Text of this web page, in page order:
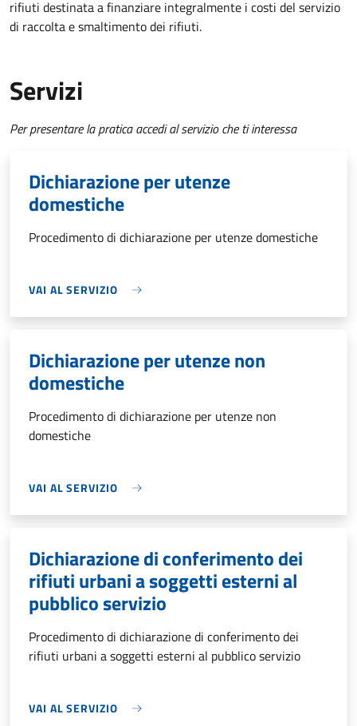
rifiuti destinata a finanziare integralmente i costi del servizio
di raccolta e smaltimento dei rifiuti.
Servizi
Per presentare la pratica accedi al servizio che ti interessa
Dichiarazione per utenze
domestiche
Procedimento di dichiarazione per utenze domestiche
VAI AL SERVIZIO
Dichiarazione per utenze non
domestiche
Procedimento di dichiarazione per utenze non
domestiche
VAI AL SERVIZIO
Dichiarazione di conferimento dei
rifiuti urbani a soggetti esterni al
pubblico servizio
Procedimento di dichiarazione di conferimento dei
rifiuti urbani a soggetti esterni al pubblico servizio
VAI AL SERVIZIO